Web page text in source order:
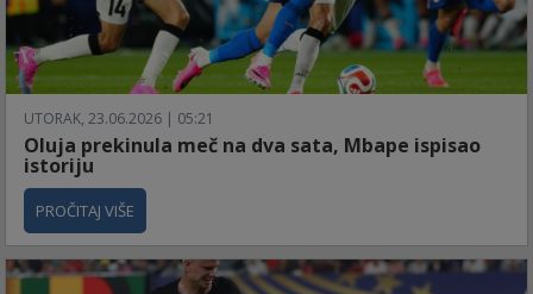
UTORAK, 23.06.2026 | 05:21
Oluja prekinula meč na dva sata, Mbape ispisao
istoriju
PROČITAJ VIŠE